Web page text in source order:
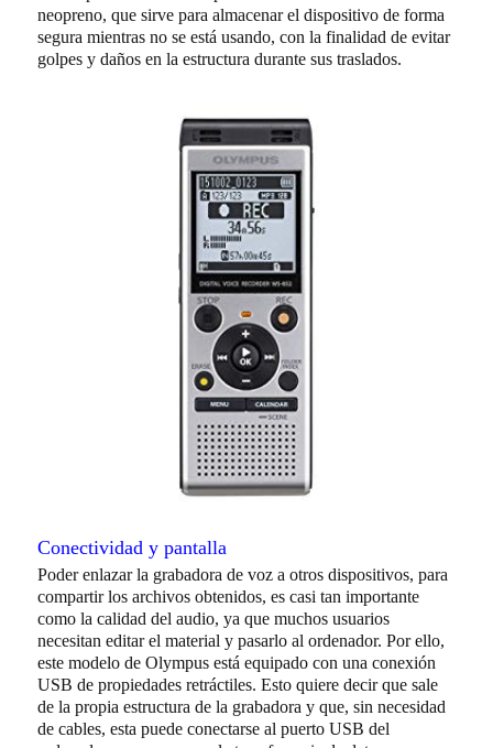
neopreno, que sirve para almacenar el dispositivo de forma
segura mientras no se está usando, con la finalidad de evitar
golpes y daños en la estructura durante sus traslados.
Conectividad y pantalla
Poder enlazar la grabadora de voz a otros dispositivos, para
compartir los archivos obtenidos, es casi tan importante
como la calidad del audio, ya que muchos usuarios
necesitan editar el material y pasarlo al ordenador. Por ello,
este modelo de Olympus está equipado con una conexión
USB de propiedades retráctiles. Esto quiere decir que sale
de la propia estructura de la grabadora y que, sin necesidad
de cables, esta puede conectarse al puerto USB del